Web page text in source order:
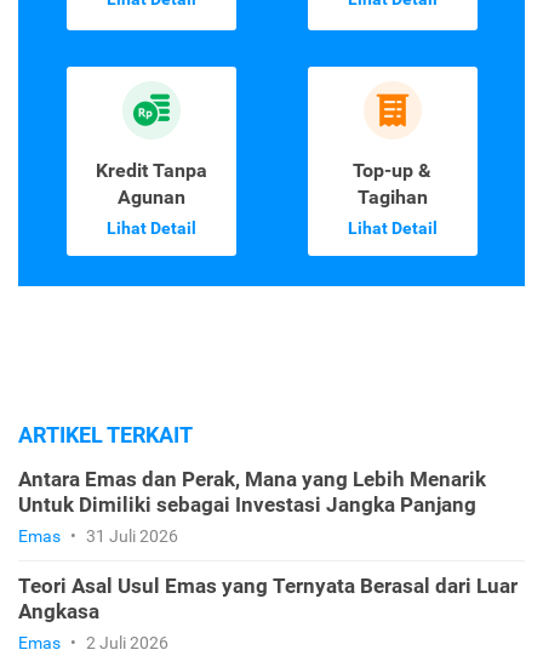
Kredit Tanpa
Agunan
Lihat Detail
Top-up &
Tagihan
Lihat Detail
ARTIKEL TERKAIT
Antara Emas dan Perak, Mana yang Lebih Menarik
Untuk Dimiliki sebagai Investasi Jangka Panjang
Emas • 31 Juli 2026
Teori Asal Usul Emas yang Ternyata Berasal dari Luar
Angkasa
Emas • 2 Juli 2026